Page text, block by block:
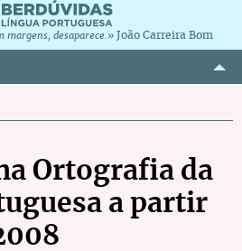
margens, desaparece.» João Carreira Bom
Ortografia da
a partir